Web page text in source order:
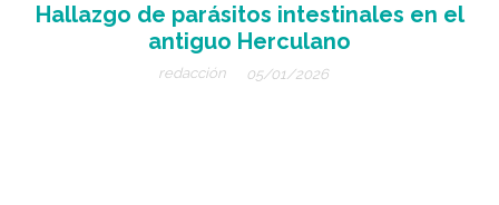
Hallazgo de parásitos intestinales en el
antiguo Herculano
redacción 05/01/2026